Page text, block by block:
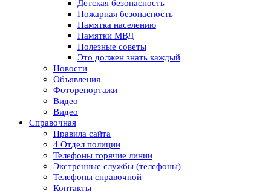
Детская безопасность
Пожарная безопасность
Памятка населению
Памятки МВД
Полезные советы
Это должен знать каждый
Новости
Объявления
Фоторепортажи
Видео
Видео
Справочная
Правила сайта
4 Отдел полиции
Телефоны горячие линии
Экстренные службы (телефоны)
Телефоны справочной
Контакты